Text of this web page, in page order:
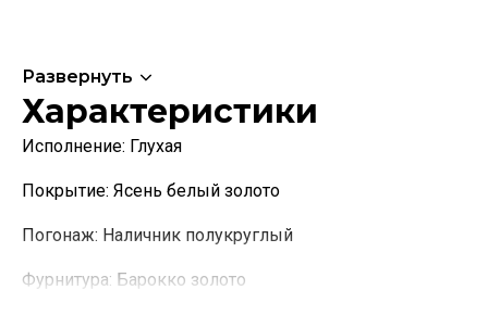
Развернуть
Характеристики
Исполнение: Глухая
Покрытие: Ясень белый золото
Погонаж: Наличник полукруглый
Фурнитура: Барокко золото